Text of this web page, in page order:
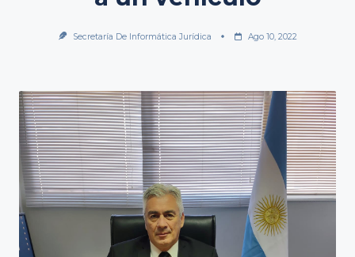
Secretaría De Informática Jurídica Ago 10, 2022